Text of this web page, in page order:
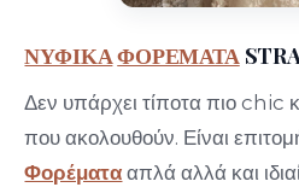
ΝΥΦΙΚΑΦΟΡΕΜΑΤΑ
Δεν υπάρχει τίποτα πιο chic
που ακολουθούν. Είναι
Φορέματα απλά αλλά και